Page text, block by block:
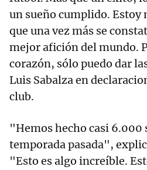
un sueño cumplido. Estoy
que una vez más se
mejor afición del mundo.
corazón, sólo puedo dar
Luis Sabalza en
club.
"Hemos hecho casi 6.000
temporada pasada",
"Esto es algo increíble.